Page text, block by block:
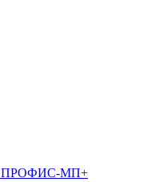
ПРОФИС-МП+